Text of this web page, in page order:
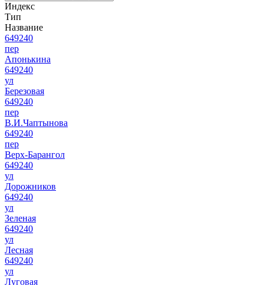
Индекс
Тип
Название
649240
пер
Апонькина
649240
ул
Березовая
649240
пер
В.И.Чаптынова
649240
пер
Верх-Барангол
649240
ул
Дорожников
649240
ул
Зеленая
649240
ул
Лесная
649240
ул
Луговая